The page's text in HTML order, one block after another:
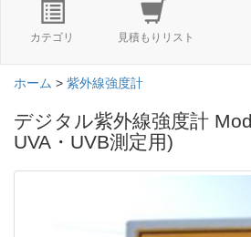
カテゴリ 見積もりリスト
ホーム > 紫外線強度計
デジタル紫外線強度計
UVA・UVB測定用)